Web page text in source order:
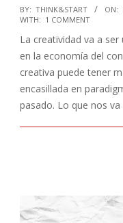
2014-
12-
03
BY: THINK&START ON:
WITH: 1 COMMENT
La creatividad va a
en la economía del
creativa puede tener
encasillada en
pasado. Lo que nos